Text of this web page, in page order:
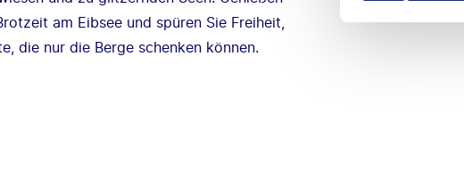
am Eibsee und spüren Sie Freiheit,
die nur die Berge schenken können.